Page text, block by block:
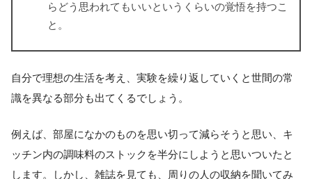
らどう思われてもいいというくらいの覚悟を持つこ
と。
自分で理想の生活を考え、実験を繰り返していくと世間の常
識を異なる部分も出てくるでしょう。
例えば、部屋になかのものを思い切って減らそうと思い、キ
ッチン内の調味料のストックを半分にしようと思いついたと
します。しかし、雑誌を見ても、周りの人の収納を聞いてみ